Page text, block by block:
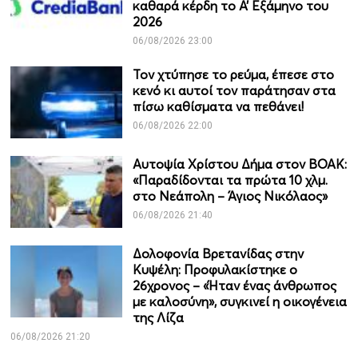
καθαρά κέρδη το Α’ Εξάμηνο του
2026
06/08/2026 23:00
Τον χτύπησε το ρεύμα, έπεσε στο
κενό κι αυτοί τον παράτησαν στα
πίσω καθίσματα να πεθάνει!
06/08/2026 22:00
Αυτοψία Χρίστου Δήμα στον ΒΟΑΚ:
«Παραδίδονται τα πρώτα 10 χλμ.
στο Νεάπολη – Άγιος Νικόλαος»
06/08/2026 21:40
Δολοφονία Βρετανίδας στην
Κυψέλη: Προφυλακίστηκε ο
26χρονος – «Ήταν ένας άνθρωπος
με καλοσύνη», συγκινεί η οικογένεια
της Λίζα
06/08/2026 21:20